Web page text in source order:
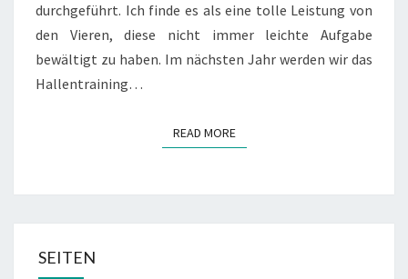
durchgeführt. Ich finde es als eine tolle Leistung von
den Vieren, diese nicht immer leichte Aufgabe
bewältigt zu haben. Im nächsten Jahr werden wir das
Hallentraining…
READ MOREREAD MORE
SEITEN